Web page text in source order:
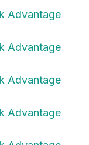
Advantage
Advantage
Advantage
Advantage
Advantage